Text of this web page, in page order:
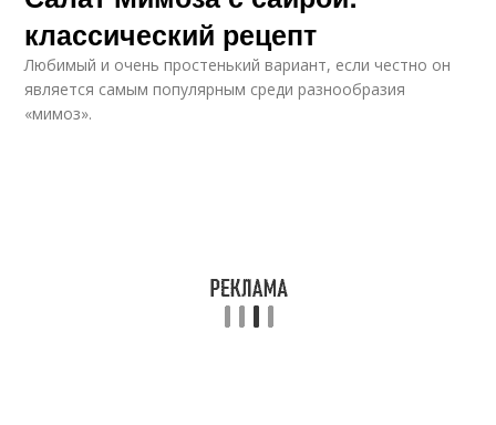
классический рецепт
Любимый и очень простенький вариант, если честно он
является самым популярным среди разнообразия
«мимоз».